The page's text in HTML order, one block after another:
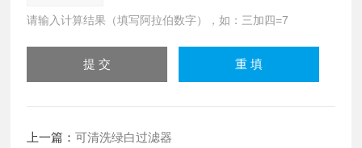
请输入计算结果（填写阿拉伯数字），如：三加四=7
上一篇：可清洗绿白过滤器